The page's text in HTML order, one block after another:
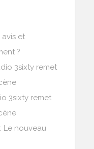
avis et
?
3sixty remet
3sixty remet
Le nouveau